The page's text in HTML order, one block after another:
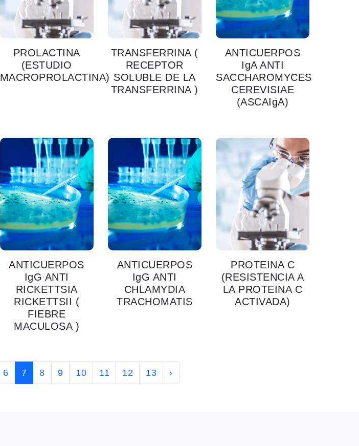
PROLACTINA
(ESTUDIO
MACROPROLACTINA)
TRANSFERRINA (
RECEPTOR
SOLUBLE DE LA
TRANSFERRINA )
ANTICUERPOS
IgA ANTI
SACCHAROMYCES
CEREVISIAE
(ASCAIgA)
ANTICUERPOS
IgG ANTI
RICKETTSIA
RICKETTSII (
FIEBRE
MACULOSA )
ANTICUERPOS
IgG ANTI
CHLAMYDIA
TRACHOMATIS
PROTEINA C
(RESISTENCIA A
LA PROTEINA C
ACTIVADA)
6 7 8 9 10 11 12 13 ›